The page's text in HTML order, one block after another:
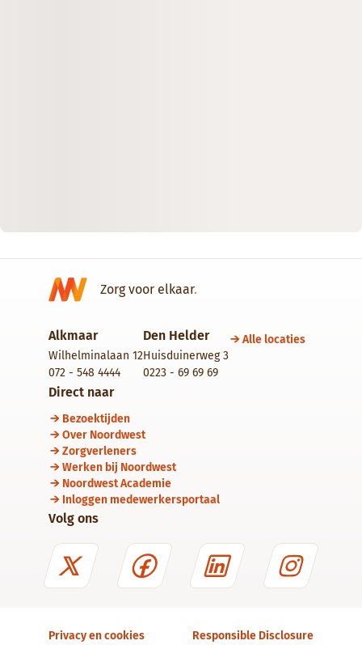
Zorg voor elkaar.
Alkmaar
Wilhelminalaan 12
072 - 548 4444
Den Helder
Huisduinerweg 3
0223 - 69 69 69
Alle locaties
Direct naar
Bezoektijden
Over Noordwest
Zorgverleners
Werken bij Noordwest
Noordwest Academie
Inloggen medewerkersportaal
Volg ons
Privacy en cookies Responsible Disclosure